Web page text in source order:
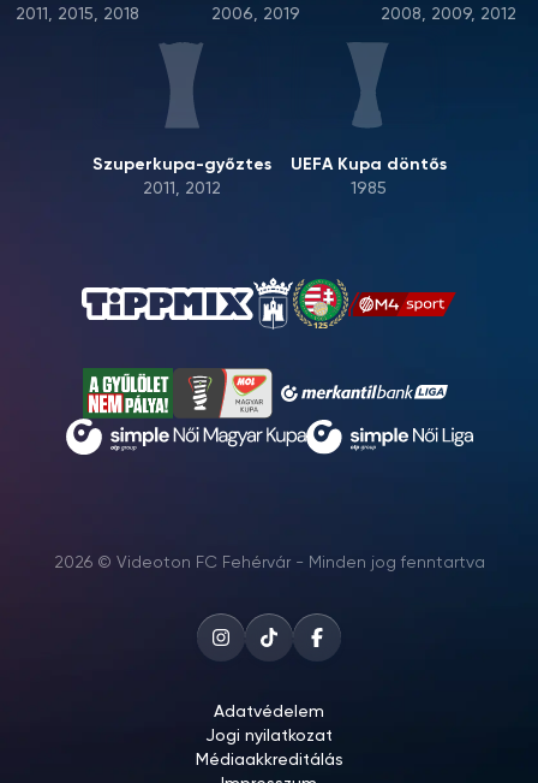
2011, 2015, 2018
2006, 2019
2008, 2009, 2012
Szuperkupa-győztes
2011, 2012
UEFA Kupa döntős
1985
2026 © Videoton FC Fehérvár - Minden jog fenntartva
Adatvédelem
Jogi nyilatkozat
Médiaakkreditálás